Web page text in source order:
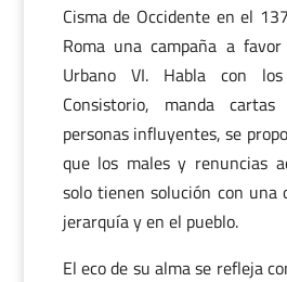
Cisma de Occidente en el
Roma una campaña a
Urbano VI. Habla con
Consistorio, manda
personas influyentes, se
que los males y renuncias
solo tienen solución con una
jerarquía y en el pueblo.
El eco de su alma se refleja